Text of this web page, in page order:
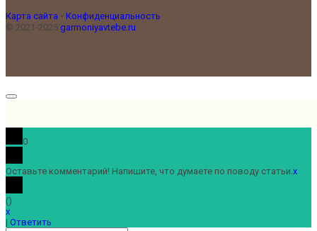
Карта сайта • Конфиденциальность
© 2021-2025 garmoniyavtebe.ru
0
Оставьте комментарий! Напишите, что думаете по поводу статьи. x
()
x
| Ответить